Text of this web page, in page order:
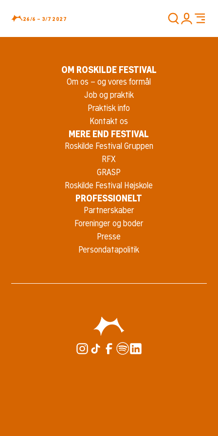
26/6 – 3/7 2027
OM ROSKILDE FESTIVAL
Om os – og vores formål
Job og praktik
Praktisk info
Kontakt os
MERE END FESTIVAL
Roskilde Festival Gruppen
RFX
GRASP
Roskilde Festival Højskole
PROFESSIONELT
Partnerskaber
Foreninger og boder
Presse
Persondatapolitik